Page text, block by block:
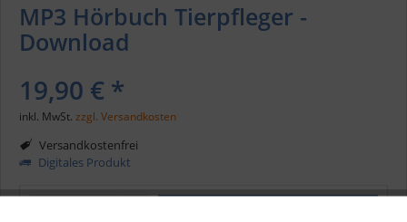
MP3 Hörbuch Tierpfleger -
Download
19,90 € *
inkl. MwSt. zzgl. Versandkosten
Versandkostenfrei
Digitales Produkt